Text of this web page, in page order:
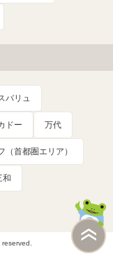
バリュ
ドー 万代
（首都圏エリア）
和